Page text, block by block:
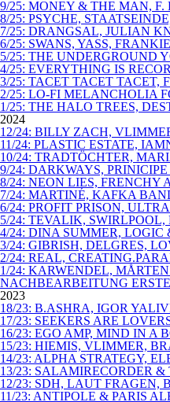
9/25: MONEY & THE MAN,
8/25: PSYCHE,
7/25: DRANGSAL, JULIAN
6/25: SWANS, YASS,
5/25: THE UNDERGROUND
4/25: EVERYTHING IS
3/25: TACET TACET TACET,
2/25: LO-FI MELANCHOLIA
1/25: THE HALO TREES,
2024
12/24: BILLY ZACH,
11/24: PLASTIC ESTATE,
10/24: TRADTÖCHTER,
9/24: DARKWAYS,
8/24: NEON LIES, FRENCHY
7/24: MARTINÉ, KAFKA
6/24: PROFIT PRISON,
5/24: TEVALIK,
4/24: DINA SUMMER,
3/24: GIBRISH, DELGRES,
2/24: REAL,
1/24: KARWENDEL,
NACHBEARBEITUNG
2023
18/23: B.ASHRA, IGOR
17/23: SEEKERS ARE
16/23: EGO AMP, MIND IN A
15/23: HIEMIS, VLIMMER,
14/23: ALPHA STRATEGY,
13/23: SALAMIRECORDER
12/23: SDH, LAUT FRAGEN,
11/23: ANTIPOLE & PARIS